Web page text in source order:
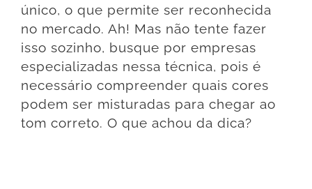
único, o que permite ser reconhecida
no mercado. Ah! Mas não tente fazer
isso sozinho, busque por empresas
especializadas nessa técnica, pois é
necessário compreender quais cores
podem ser misturadas para chegar ao
tom correto. O que achou da dica?